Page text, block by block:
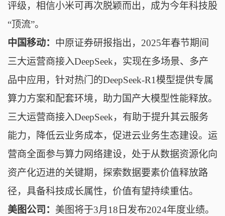
评级，相信小米可再次脱颖而出，成为今年科技股
“顶流”。
中国移动： 中原证券研报指出，2025年春节期间
三大运营商接入DeepSeek，实现在多场景、多产
品中应用，针对热门的DeepSeek-R1模型提供专属
算力方案和配套环境，助力国产大模型性能释放。
三大运营商接入DeepSeek，有助于提升其云服务
能力，降低云业务成本，促进云业务生态建设。运
营商全面参与算力网络建设，处于从数据资源化向
资产化迈进的关键期，探索数据要素价值释放路
径，具备科技成长属性，价值有望持续重估。
美图公司： 美图将于3月18日发布2024年度业绩。